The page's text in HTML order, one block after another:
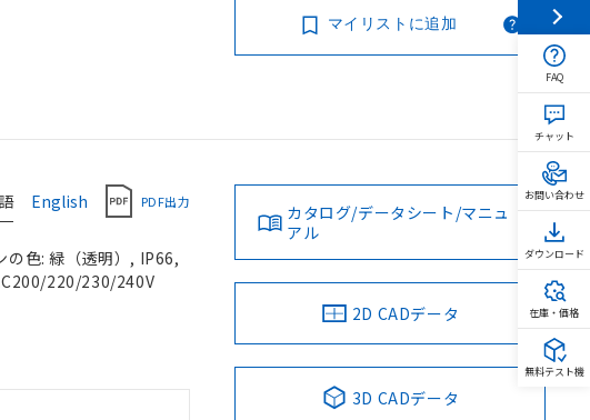
マイリストに追加
English PDF出力
色: 緑（透明）, IP66,
220/230/240V
カタログ/データシート/マニュ
アル
2D CADデータ
3D CADデータ
FAQ
チャット
お問い合わせ
ダウンロード
在庫・価格
無料テスト機